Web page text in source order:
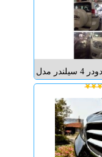
تویوتا پرادو TXL دودر 4 سیلندر مدل
2013 درحد صفر فول آپشن 9 ایربگ